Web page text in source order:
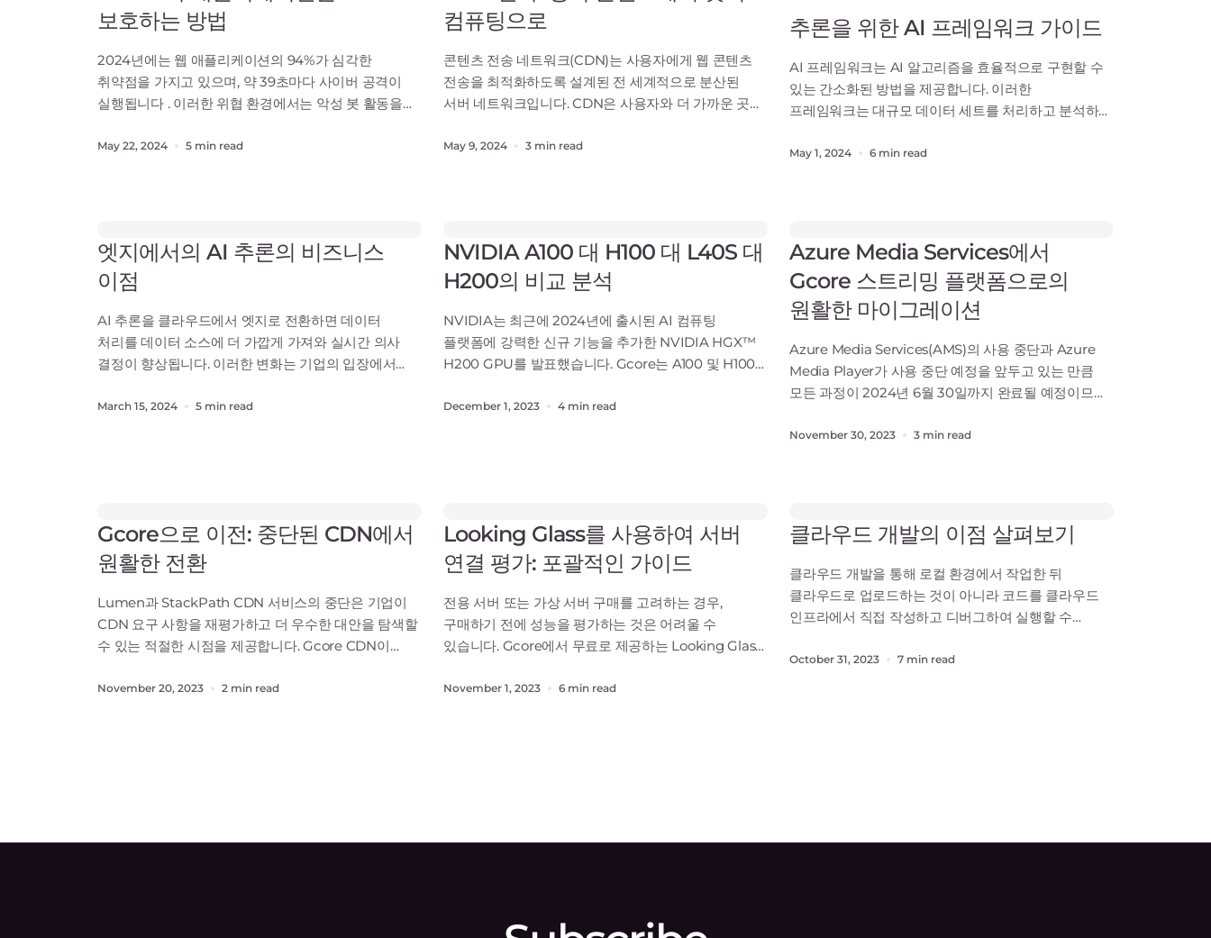
보호하는 방법
2024년에는 웹 애플리케이션의 94%가 심각한
취약점을 가지고 있으며, 약 39초마다 사이버 공격이
실행됩니다 . 이러한 위협 환경에서는 악성 봇 활동을
보호하기 위해 강력하고 계층화된 보호가 필요합니다.
May 22, 2024 5 min read
컴퓨팅으로
콘텐츠 전송 네트워크(CDN)는 사용자에게 웹 콘텐츠
전송을 최적화하도록 설계된 전 세계적으로 분산된
서버 네트워크입니다. CDN은 사용자와 더 가까운 곳에
향상시킵니다. 이 문서에서는 CDN 기술이 정적 콘텐츠
May 9, 2024 3 min read
추론을 위한 AI 프레임워크 가이드
AI 프레임워크는 AI 알고리즘을 효율적으로 구현할 수
있는 간소화된 방법을 제공합니다. 이러한
프레임워크는 대규모 데이터 세트를 처리하고 분석하는
결정을 가능하게 하는 신속한 추론 프로세스를
맞는 AI 프레임워크를
May 1, 2024 6 min read
엣지에서의 AI 추론의 비즈니스
이점
AI 추론을 클라우드에서 엣지로 전환하면 데이터
처리를 데이터 소스에 더 가깝게 가져와 실시간 의사
결정이 향상됩니다. 이러한 변화는 기업의 입장에서
전송과 실시간 상호 작용을 가능하게 함으로써 사용자
March 15, 2024 5 min read
NVIDIA A100 대 H100 대 L40S 대
H200의 비교 분석
NVIDIA는 최근에 2024년에 출시된 AI 컴퓨팅
플랫폼에 강력한 신규 기능을 추가한 NVIDIA HGX™
H200 GPU를 발표했습니다. Gcore는 A100 및 H100
Q1-2024의 AI GPU 구성에 L40S GPU를 추가할
December 1, 2023 4 min read
Azure Media Services에서
Gcore 스트리밍 플랫폼으로의
원활한 마이그레이션
Azure Media Services(AMS)의 사용 중단과 Azure
Media Player가 사용 중단 예정을 앞두고 있는 만큼
모든 과정이 2024년 6월 30일까지 완료될 예정이므로
고려해야 합니다. Gcore 스트리밍 플랫폼은 견고한
November 30, 2023 3 min read
Gcore으로 이전: 중단된 CDN에서
원활한 전환
Lumen과 StackPath CDN 서비스의 중단은 기업이
CDN 요구 사항을 재평가하고 더 우수한 대안을 탐색할
수 있는 적절한 시점을 제공합니다. Gcore CDN이
Gcore CDN으로 신속하고 쉽게 이전하는 방법을
November 20, 2023 2 min read
Looking Glass를 사용하여 서버
연결 평가: 포괄적인 가이드
전용 서버 또는 가상 서버 구매를 고려하는 경우,
구매하기 전에 성능을 평가하는 것은 어려울 수
있습니다. Gcore에서 무료로 제공하는 Looking Glass
약속을 하기 전에 서버가 귀하의 요구를 충족시킬지
November 1, 2023 6 min read
클라우드 개발의 이점 살펴보기
클라우드 개발을 통해 로컬 환경에서 작업한 뒤
클라우드로 업로드하는 것이 아니라 코드를 클라우드
인프라에서 직접 작성하고 디버그하여 실행할 수
애플리케이션을 더 빠르게 배포하고 업데이트할 수
October 31, 2023 7 min read